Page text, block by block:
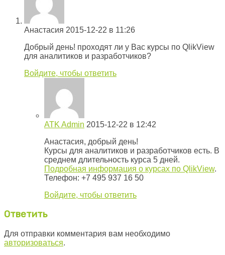
Анастасия 2015-12-22 в 11:26
Добрый день! проходят ли у Вас курсы по QlikView
для аналитиков и разработчиков?
Войдите, чтобы ответить
ATK Admin 2015-12-22 в 12:42
Анастасия, добрый день!
Курсы для аналитиков и разработчиков есть. В
среднем длительность курса 5 дней.
Подробная информация о курсах по QlikView.
Телефон: +7 495 937 16 50
Войдите, чтобы ответить
Ответить
Для отправки комментария вам необходимо
авторизоваться.